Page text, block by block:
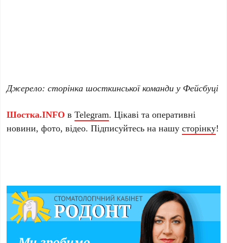
Джерело: сторінка шосткинської команди у Фейсбуці
Шостка.INFO вTelegram. Цікаві та оперативні
новини, фото, відео. Підписуйтесь на нашусторінку!